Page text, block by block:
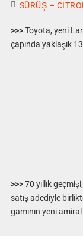
SÜRÜŞ –
>>>Toyota, yeni
çapında yaklaşık
>>>70 yıllık
satış adediyle
gamının yeni